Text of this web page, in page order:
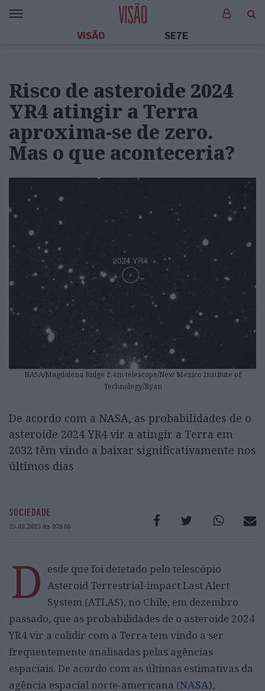
VISÃO SE7E
Risco de asteroide 2024
YR4 atingir a Terra
aproxima-se de zero.
Mas o que aconteceria?
NASA/Magdalena Ridge 2.4m telescope/New Mexico Institute of
Technology/Ryan
De acordo com a NASA, as probabilidades de o
asteroide 2024 YR4 vir a atingir a Terra em
2032 têm vindo a baixar significativamente nos
últimos dias
SOCIEDADE
25.02.2025 às 07h00
D esde que foi detetado pelo telescópio
Asteroid Terrestrial-impact Last Alert
System (ATLAS), no Chile, em dezembro
passado, que as probabilidades de o asteroide 2024
YR4 vir a colidir com a Terra tem vindo a ser
frequentemente analisadas pelas agências
espaciais. De acordo com as últimas estimativas da
agência espacial norte-americana (NASA),